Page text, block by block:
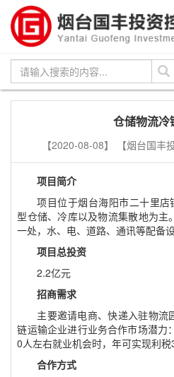
仓储物流冷
【2020-08-08】 【烟台国丰
项目简介
项目位于烟台海阳市二十里店
型仓储、冷库以及物流集散地为主
一处，水、电、道路、通讯等配备设
项目总投资
2.2亿元
招商需求
主要邀请电商、快递入驻物流
链运输企业进行业务合作市场潜力
0人左右就业机会时，年可实现利税
合作方式